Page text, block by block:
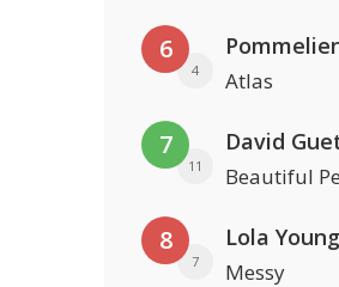
6
4 Atlas
7
11
David
Beautiful
8
7
Lola Young
Messy